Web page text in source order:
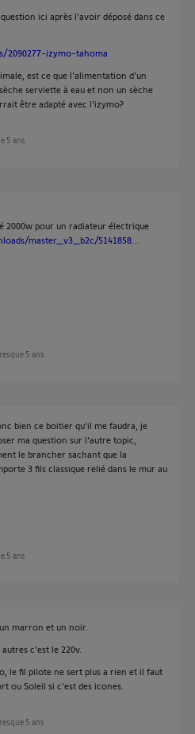
ici après l'avoir déposé dans ce
2090277-izymo-tahoma
est ce que l'alimentation d'un
serviette à eau et non un sèche
être adapté avec l'izymo?
5 ans
2000w pour un radiateur électrique
master_v3_b2c/5141858...
5 ans
bien ce boitier qu'il me faudra, je
ma question sur l'autre topic,
le brancher sachant que la
3 fils classique relié dans le mur au
5 ans
marron et un noir.
c'est le 220v.
le fil pilote ne sert plus a rien et il faut
ou Soleil si c'est des icones.
5 ans